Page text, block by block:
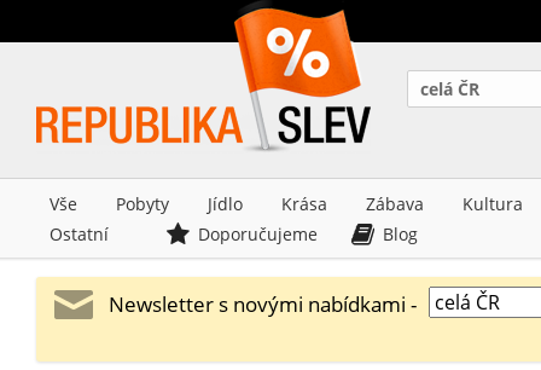
celá ČR
Vše Pobyty Jídlo Krása Zábava
Kultura
Ostatní
Doporučujeme Blog
Newsletter s novými nabídkami -